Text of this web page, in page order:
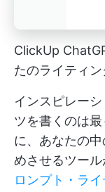
ClickUp
たのライティン
インスピレー
ツを書くのは
に、あなたの
めさせるツール
ロンプト・ラ